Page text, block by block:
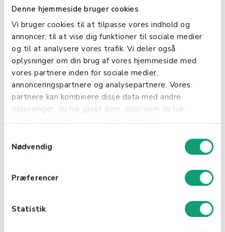
Denne hjemmeside bruger cookies
Vi bruger cookies til at tilpasse vores indhold og
annoncer, til at vise dig funktioner til sociale medier
og til at analysere vores trafik. Vi deler også
oplysninger om din brug af vores hjemmeside med
vores partnere inden for sociale medier,
annonceringspartnere og analysepartnere. Vores
partnere kan kombinere disse data med andre
oplysninger, du har givet dem, eller som de har
Nødvendig
Præferencer
Statistik
giver dig realtidsadgang til vigtige
økonomiske data, såsom daglige salgstal og
lagerbeholdning. Dette giver dig mulighed for
at træffe informerede beslutninger baseret på
de seneste oplysninger.
Lagerstyring: Hold nemt styr på din
lagerbeholdning. Ændringer i lageret
opdateres automatisk i realtid, hvilket
hjælper dig med at undgå oversolgte
Forbedret Kundetilfredshed
lagerprocesser kan du fokusere mere på
Pålidelighed: Denne integration sikrer, at dine